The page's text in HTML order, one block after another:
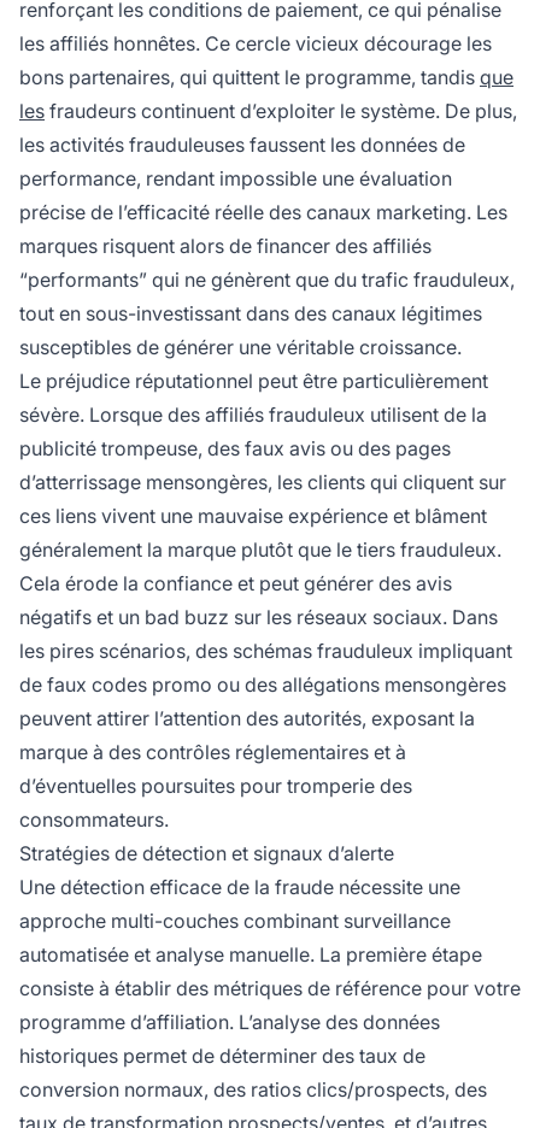
renforçant les conditions de paiement, ce qui pénalise
les affiliés honnêtes. Ce cercle vicieux décourage les
bons partenaires, qui quittent le programme, tandis que
les fraudeurs continuent d’exploiter le système. De plus,
les activités frauduleuses faussent les données de
performance, rendant impossible une évaluation
précise de l’efficacité réelle des canaux marketing. Les
marques risquent alors de financer des affiliés
“performants” qui ne génèrent que du trafic frauduleux,
tout en sous-investissant dans des canaux légitimes
susceptibles de générer une véritable croissance.
Le préjudice réputationnel peut être particulièrement
sévère. Lorsque des affiliés frauduleux utilisent de la
publicité trompeuse, des faux avis ou des pages
d’atterrissage mensongères, les clients qui cliquent sur
ces liens vivent une mauvaise expérience et blâment
généralement la marque plutôt que le tiers frauduleux.
Cela érode la confiance et peut générer des avis
négatifs et un bad buzz sur les réseaux sociaux. Dans
les pires scénarios, des schémas frauduleux impliquant
de faux codes promo ou des allégations mensongères
peuvent attirer l’attention des autorités, exposant la
marque à des contrôles réglementaires et à
d’éventuelles poursuites pour tromperie des
consommateurs.
Stratégies de détection et signaux d’alerte
Une détection efficace de la fraude nécessite une
approche multi-couches combinant surveillance
automatisée et analyse manuelle. La première étape
consiste à établir des métriques de référence pour votre
programme d’affiliation. L’analyse des données
historiques permet de déterminer des taux de
conversion normaux, des ratios clics/prospects, des